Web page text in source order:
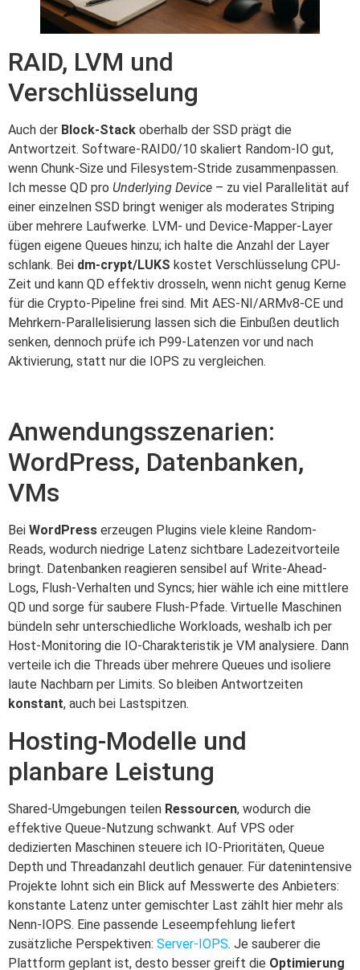
RAID, LVM und
Verschlüsselung
Auch der Block-Stack oberhalb der SSD prägt die
Antwortzeit. Software-RAID0/10 skaliert Random-IO gut,
wenn Chunk-Size und Filesystem-Stride zusammenpassen.
Ich messe QD pro Underlying Device – zu viel Parallelität auf
einer einzelnen SSD bringt weniger als moderates Striping
über mehrere Laufwerke. LVM- und Device-Mapper-Layer
fügen eigene Queues hinzu; ich halte die Anzahl der Layer
schlank. Bei dm-crypt/LUKS kostet Verschlüsselung CPU-
Zeit und kann QD effektiv drosseln, wenn nicht genug Kerne
für die Crypto-Pipeline frei sind. Mit AES-NI/ARMv8-CE und
Mehrkern-Parallelisierung lassen sich die Einbußen deutlich
senken, dennoch prüfe ich P99-Latenzen vor und nach
Aktivierung, statt nur die IOPS zu vergleichen.
Anwendungsszenarien:
WordPress, Datenbanken,
VMs
Bei WordPress erzeugen Plugins viele kleine Random-
Reads, wodurch niedrige Latenz sichtbare Ladezeitvorteile
bringt. Datenbanken reagieren sensibel auf Write-Ahead-
Logs, Flush-Verhalten und Syncs; hier wähle ich eine mittlere
QD und sorge für saubere Flush-Pfade. Virtuelle Maschinen
bündeln sehr unterschiedliche Workloads, weshalb ich per
Host-Monitoring die IO-Charakteristik je VM analysiere. Dann
verteile ich die Threads über mehrere Queues und isoliere
laute Nachbarn per Limits. So bleiben Antwortzeiten
konstant, auch bei Lastspitzen.
Hosting-Modelle und
planbare Leistung
Shared-Umgebungen teilen Ressourcen, wodurch die
effektive Queue-Nutzung schwankt. Auf VPS oder
dedizierten Maschinen steuere ich IO-Prioritäten, Queue
Depth und Threadanzahl deutlich genauer. Für datenintensive
Projekte lohnt sich ein Blick auf Messwerte des Anbieters:
konstante Latenz unter gemischter Last zählt hier mehr als
Nenn-IOPS. Eine passende Leseempfehlung liefert
zusätzliche Perspektiven: Server-IOPS. Je sauberer die
Plattform geplant ist, desto besser greift die Optimierung